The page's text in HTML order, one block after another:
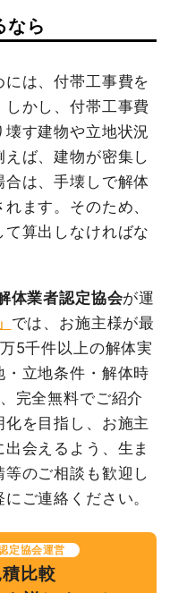
店舗1階建て
円
単価
金額
26,654円
293,190円
10,000円
5,000円
5,000円
40,000円
3,190円
380,000円
38,000円
418,000円
なら
は、付帯工事費を
かし、付帯工事費
す建物や立地状況
ば、建物が密集し
は、手壊しで解体
ます。そのため、
算出しなければな
体業者認定協会が運
では、お施主様が最
5千件以上の解体実
立地条件・解体時
完全無料でご紹介
を目指し、お施主
会えるよう、生ま
のご相談も歓迎し
ご連絡ください。
定協会運営
比較